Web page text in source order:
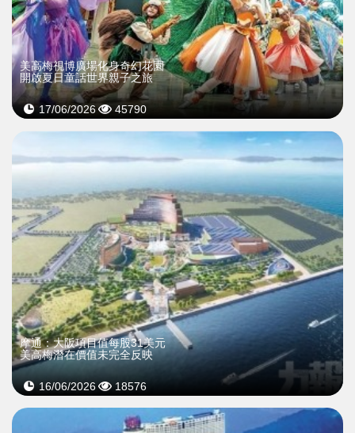
美高梅視博廣場化身奇幻花園
開啟夏日童話世界親子之旅
17/06/2026 45790
摩通：大阪項目值每股31美元
美高梅潛在價值未完全反映
16/06/2026 18576